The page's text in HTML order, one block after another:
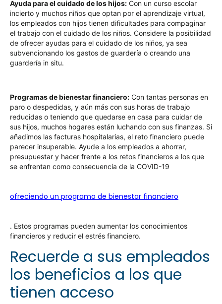
Ayuda para el cuidado de los hijos: Con un curso escolar
incierto y muchos niños que optan por el aprendizaje virtual,
los empleados con hijos tienen dificultades para compaginar
el trabajo con el cuidado de los niños. Considere la posibilidad
de ofrecer ayudas para el cuidado de los niños, ya sea
subvencionando los gastos de guardería o creando una
guardería in situ.
Programas de bienestar financiero: Con tantas personas en
paro o despedidas, y aún más con sus horas de trabajo
reducidas o teniendo que quedarse en casa para cuidar de
sus hijos, muchos hogares están luchando con sus finanzas. Si
añadimos las facturas hospitalarias, el reto financiero puede
parecer insuperable. Ayude a los empleados a ahorrar,
presupuestar y hacer frente a los retos financieros a los que
se enfrentan como consecuencia de la COVID-19
ofreciendo un programa de bienestar financiero
. Estos programas pueden aumentar los conocimientos
financieros y reducir el estrés financiero.
Recuerde a sus empleados
los beneficios a los que
tienen acceso